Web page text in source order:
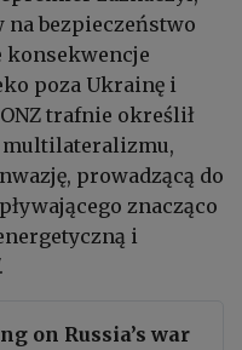
na bezpieczeństwo
konsekwencje
poza Ukrainę i
trafnie określił
multilateralizmu,
prowadzącą do
znacząco
i
on Russia’s war